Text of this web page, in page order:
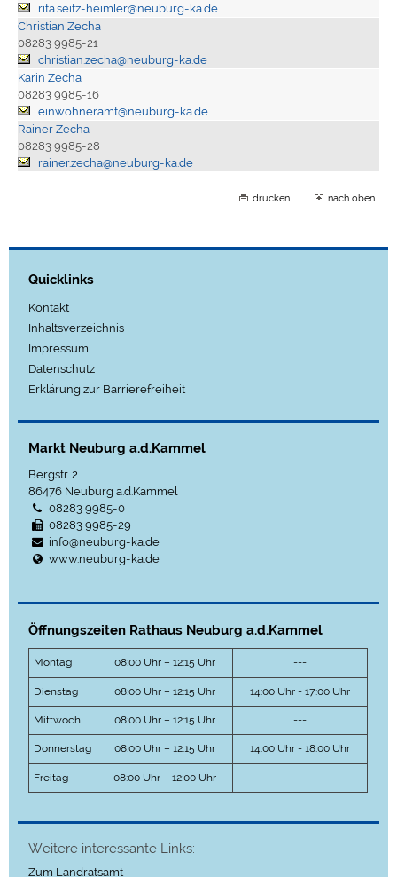
rita.seitz-heimler@neuburg-ka.de
Christian Zecha
08283 9985-21
christian.zecha@neuburg-ka.de
Karin Zecha
08283 9985-16
einwohneramt@neuburg-ka.de
Rainer Zecha
08283 9985-28
rainer.zecha@neuburg-ka.de
drucken nach oben
Quicklinks
Kontakt
Inhaltsverzeichnis
Impressum
Datenschutz
Erklärung zur Barrierefreiheit
Markt Neuburg a.d.Kammel
Bergstr. 2
86476 Neuburg a.d.Kammel
08283 9985-0
08283 9985-29
info@neuburg-ka.de
www.neuburg-ka.de
Öffnungszeiten Rathaus Neuburg a.d.Kammel
Montag 08:00 Uhr – 12:15 Uhr ---
Dienstag 08:00 Uhr – 12:15 Uhr 14:00 Uhr - 17:00 Uhr
Mittwoch 08:00 Uhr – 12:15 Uhr ---
Donnerstag 08:00 Uhr – 12:15 Uhr 14:00 Uhr - 18:00 Uhr
Freitag 08:00 Uhr – 12:00 Uhr ---
Weitere interessante Links:
Zum Landratsamt